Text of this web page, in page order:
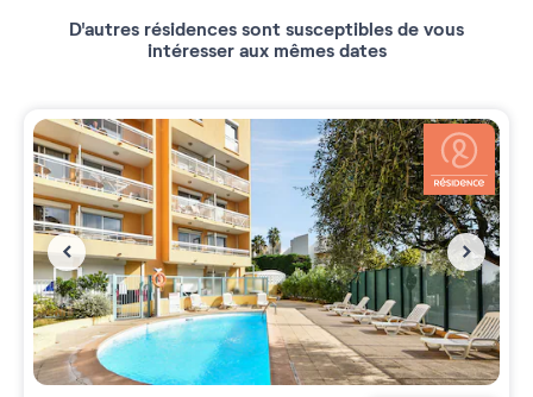
D'autres résidences sont susceptibles de vous
intéresser aux mêmes dates